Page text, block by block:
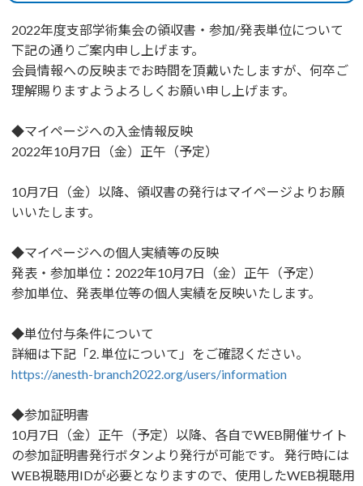
2022年度支部学術集会の領収書・参加/発表単位について
下記の通りご案内申し上げます。
会員情報への反映までお時間を頂戴いたしますが、何卒ご
理解賜りますようよろしくお願い申し上げます。
◆マイページへの入金情報反映
2022年10月7日（金）正午（予定）
10月7日（金）以降、領収書の発行はマイページよりお願
いいたします。
◆マイページへの個人実績等の反映
発表・参加単位：2022年10月7日（金）正午（予定）
参加単位、発表単位等の個人実績を反映いたします。
◆単位付与条件について
詳細は下記「2. 単位について」をご確認ください。
https://anesth-branch2022.org/users/information
◆参加証明書
10月7日（金）正午（予定）以降、各自でWEB開催サイト
の参加証明書発行ボタンより発行が可能です。 発行時には
WEB視聴用IDが必要となりますので、使用したWEB視聴用